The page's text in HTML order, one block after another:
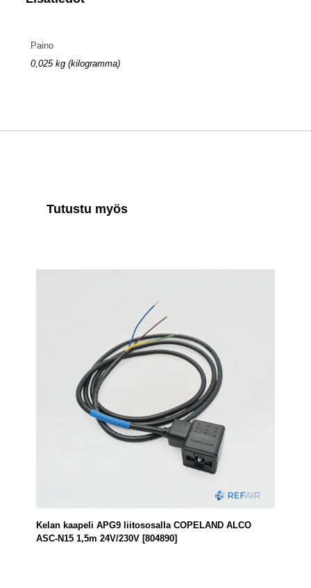
Paino
0,025 kg (kilogramma)
Tutustu myös
Kelan kaapeli APG9 liitososalla COPELAND ALCO
ASC-N15 1,5m 24V/230V [804890]